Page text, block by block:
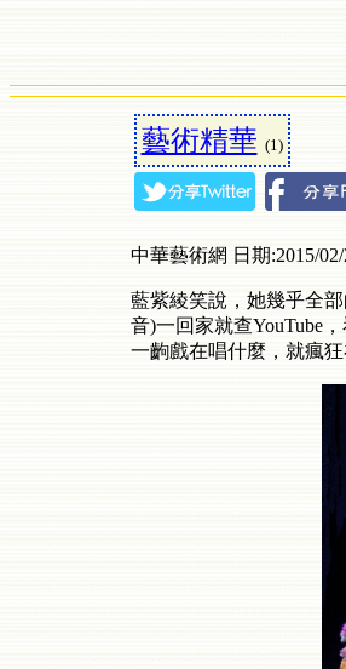
藝術精華 (1)
中華藝術網 日期:2015/
藍紫綾笑說，她幾乎全
音)一回家就查YouTube
一齣戲在唱什麼，就瘋狂